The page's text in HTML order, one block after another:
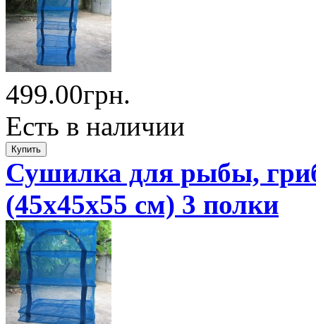
499.00грн.
Есть в наличии
Сушилка для рыбы,
(45x45x55 см) 3 полки